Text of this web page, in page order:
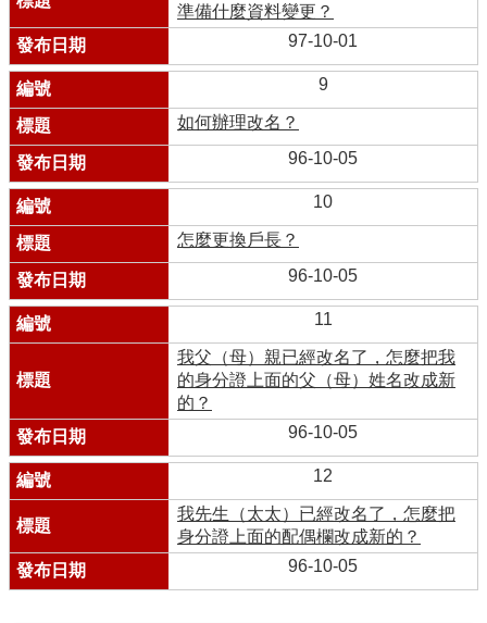
準備什麼資料變更？
97-10-01
9
如何辦理改名？
96-10-05
10
怎麼更換戶長？
96-10-05
11
我父（母）親已經改名了，怎麼把我
的身分證上面的父（母）姓名改成新
的？
96-10-05
12
我先生（太太）已經改名了，怎麼把
身分證上面的配偶欄改成新的？
96-10-05